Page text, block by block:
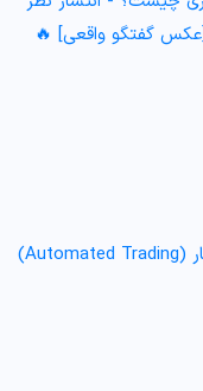
🔦آموزش معاملات خودکار (Automated Trading)